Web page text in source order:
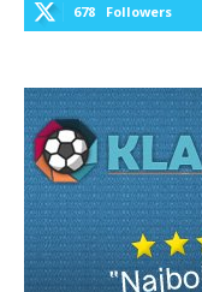
678 Followers